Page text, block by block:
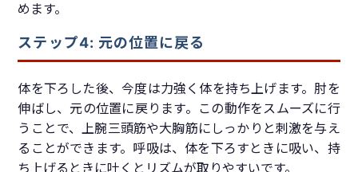
めます。
ステップ4: 元の位置に戻る
体を下ろした後、今度は力強く体を持ち上げます。肘を
伸ばし、元の位置に戻ります。この動作をスムーズに行
うことで、上腕三頭筋や大胸筋にしっかりと刺激を与え
ることができます。呼吸は、体を下ろすときに吸い、持
ち上げるときに吐くとリズムが取りやすいです。